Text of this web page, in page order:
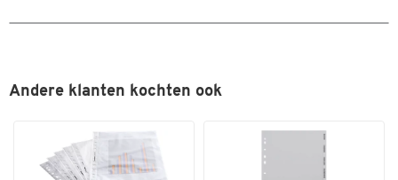
Andere klanten kochten ook